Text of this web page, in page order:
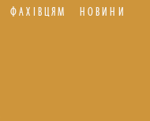
ФАХІВЦЯМ
НОВИНИ